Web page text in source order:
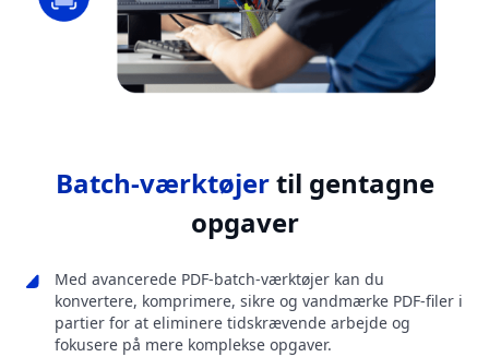
Batch-værktøjertil gentagne
opgaver
Med avancerede PDF-batch-værktøjer kan du
konvertere, komprimere, sikre og vandmærke PDF-filer i
partier for at eliminere tidskrævende arbejde og
fokusere på mere komplekse opgaver.